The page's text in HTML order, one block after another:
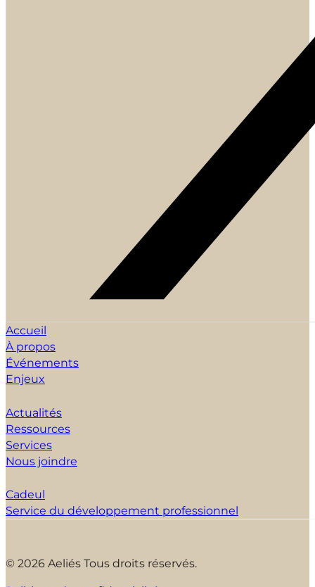
Accueil
À propos
Événements
Enjeux
Actualités
Ressources
Services
Nous joindre
Cadeul
Service du développement professionnel
© 2026 Aeliés Tous droits réservés.